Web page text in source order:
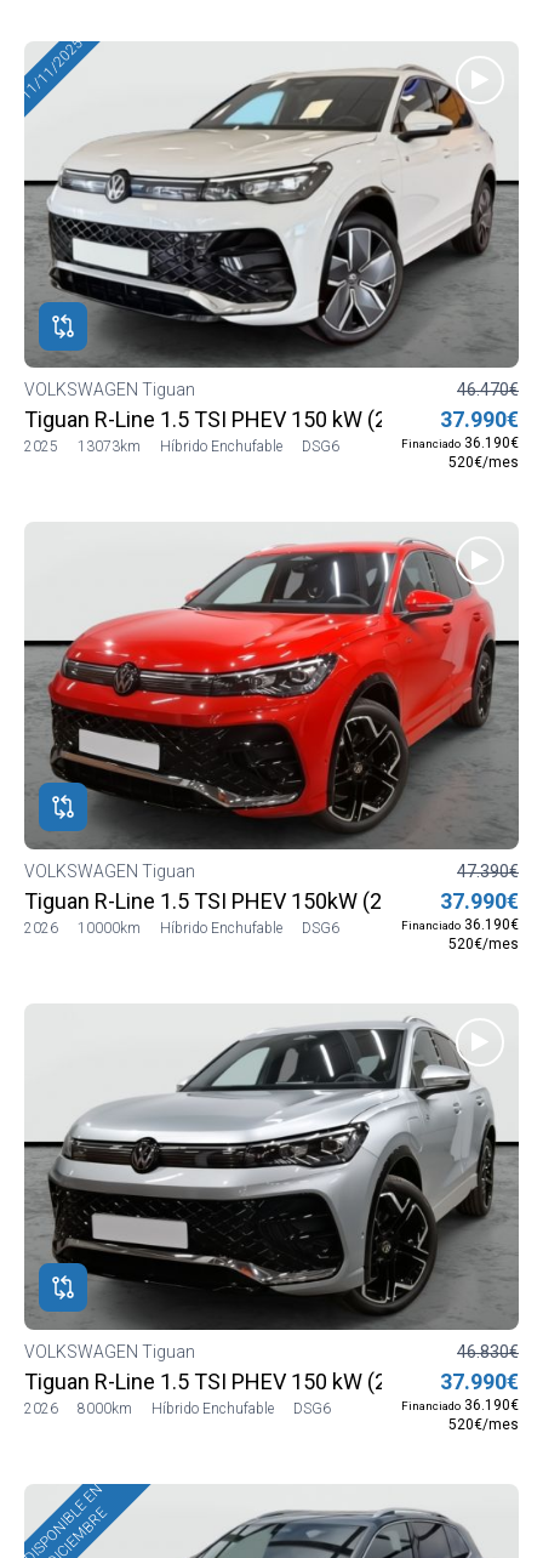
11/11/2025
VOLKSWAGEN Tiguan
Tiguan R-Line 1.5 TSI PHEV 150 kW (204 CV) DSG6
2025 13073km Híbrido Enchufable DSG6
46.470€
37.990€
Financiado 36.190€
520€/mes
VOLKSWAGEN Tiguan
Tiguan R-Line 1.5 TSI PHEV 150kW (204 CV) DSG6
2026 10000km Híbrido Enchufable DSG6
47.390€
37.990€
Financiado 36.190€
520€/mes
VOLKSWAGEN Tiguan
Tiguan R-Line 1.5 TSI PHEV 150 kW (204 CV) DSG6
2026 8000km Híbrido Enchufable DSG6
46.830€
37.990€
Financiado 36.190€
520€/mes
DISPONIBLE EN
DICIEMBRE